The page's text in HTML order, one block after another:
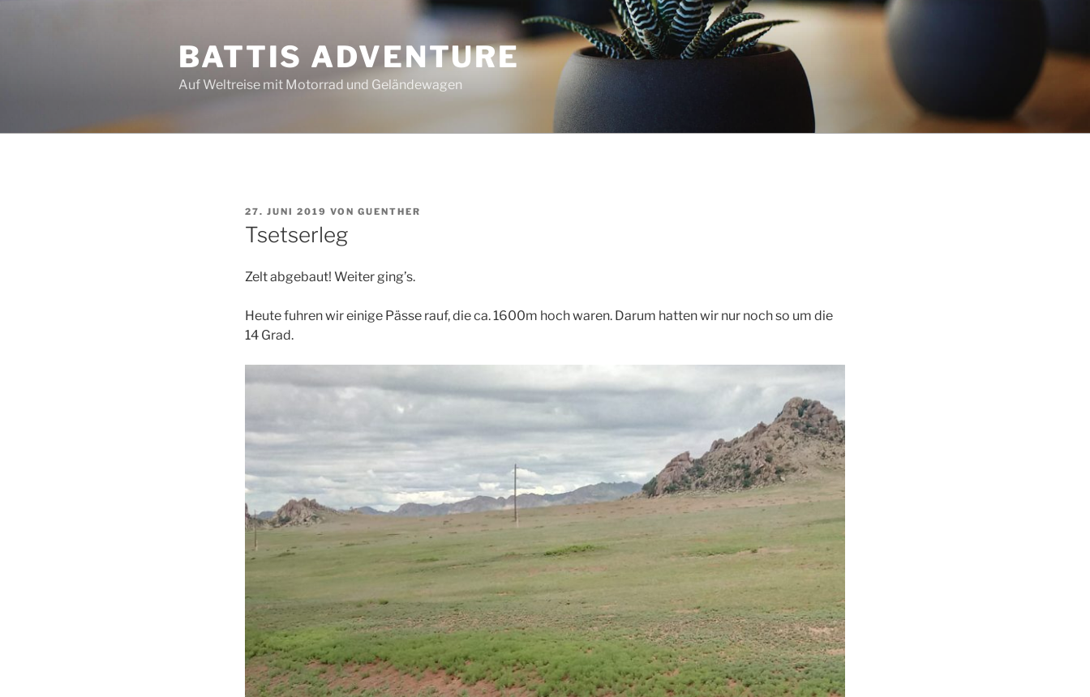
BATTIS ADVENTURE
Auf Weltreise mit Motorrad und Geländewagen
VERÖFFENTLICHT
AM
27. JUNI 2019 VON GUENTHER
Tsetserleg
Zelt abgebaut! Weiter ging’s.
Heute fuhren wir einige Pässe rauf, die ca. 1600m hoch waren. Darum hatten wir nur noch so um die
14 Grad.